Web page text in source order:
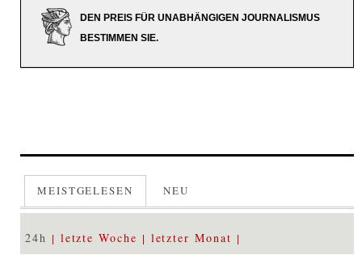
DEN PREIS FÜR UNABHÄNGIGEN JOURNALISMUS
BESTIMMEN SIE.
MEISTGELESEN NEU
24h letzte Woche letzter Monat